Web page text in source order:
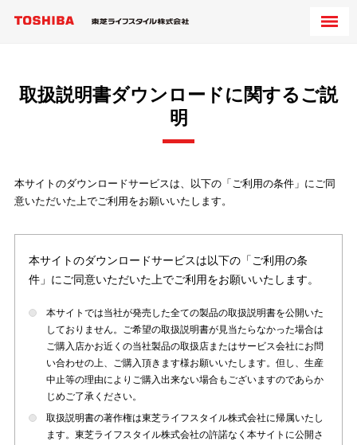
取扱説明書ダウンロードに関するご説
明
本サイトのダウンロードサービスは、以下の「ご利用の条件」にご同
意いただいた上でご利用をお願いいたします。
本サイトのダウンロードサービスは以下の「ご利用の条
件」にご同意いただいた上でご利用をお願いいたします。
本サイトでは当社が発売した全ての製品の取扱説明書を公開いた
しておりません。ご希望の取扱説明書が見当たらなかった場合は
ご購入店かお近くの当社製品の取扱店またはサービス会社にお問
い合わせの上、ご購入頂きます様お願いいたします。但し、生産
中止等の理由によりご購入出来ない場合もございますのであらか
じめご了承ください。
取扱説明書の著作権は東芝ライフスタイル株式会社に帰属いたし
ます。東芝ライフスタイル株式会社の許諾なく本サイトに公開さ